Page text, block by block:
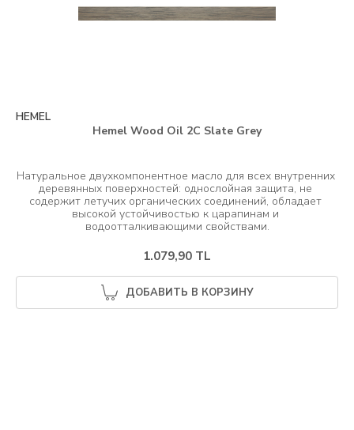
HEMEL
Hemel Wood Oil 2C Slate Grey
Натуральное двухкомпонентное масло для всех внутренних
деревянных поверхностей: однослойная защита, не
содержит летучих органических соединений, обладает
высокой устойчивостью к царапинам и
1.079,90 TL
ДОБАВИТЬ В КОРЗИНУ